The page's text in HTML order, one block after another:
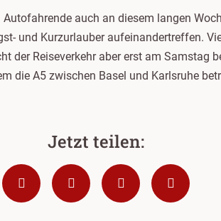
auch an diesem langen
und Kurzurlauber aufeinandertreffen.
der Reiseverkehr aber erst am Samstag
die A5 zwischen Basel und Karlsruhe